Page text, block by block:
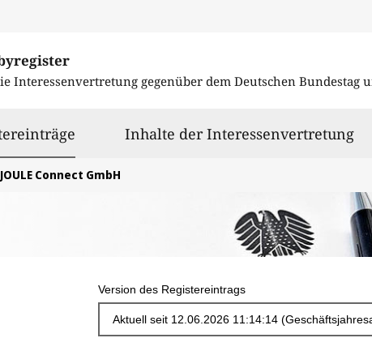
Interessenvertretung gegenüber dem Deutschen Bundestag
ausgewähltInhalte der Interessenvertretung
Connect GmbH
Version des Registereintrags